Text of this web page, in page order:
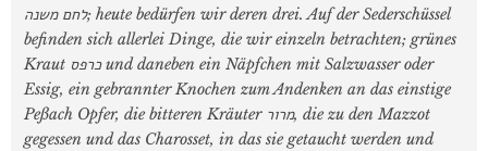
לחם משנה; heute bedürfen wir deren drei. Auf der Sederschüssel
befinden sich allerlei Dinge, die wir einzeln betrachten; grünes
Kraut כרפס und daneben ein Näpfchen mit Salzwasser oder
Essig, ein gebrannter Knochen zum Andenken an das einstige
Peßach Opfer, die bitteren Kräuter מרור, die zu den Mazzot
gegessen und das Charosset, in das sie getaucht werden und